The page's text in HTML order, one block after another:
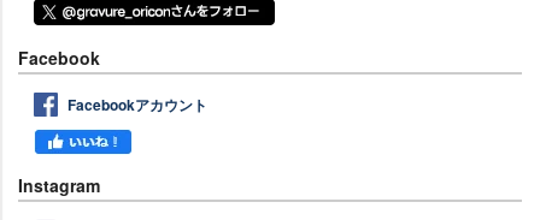
Facebook
Facebookアカウント
Instagram